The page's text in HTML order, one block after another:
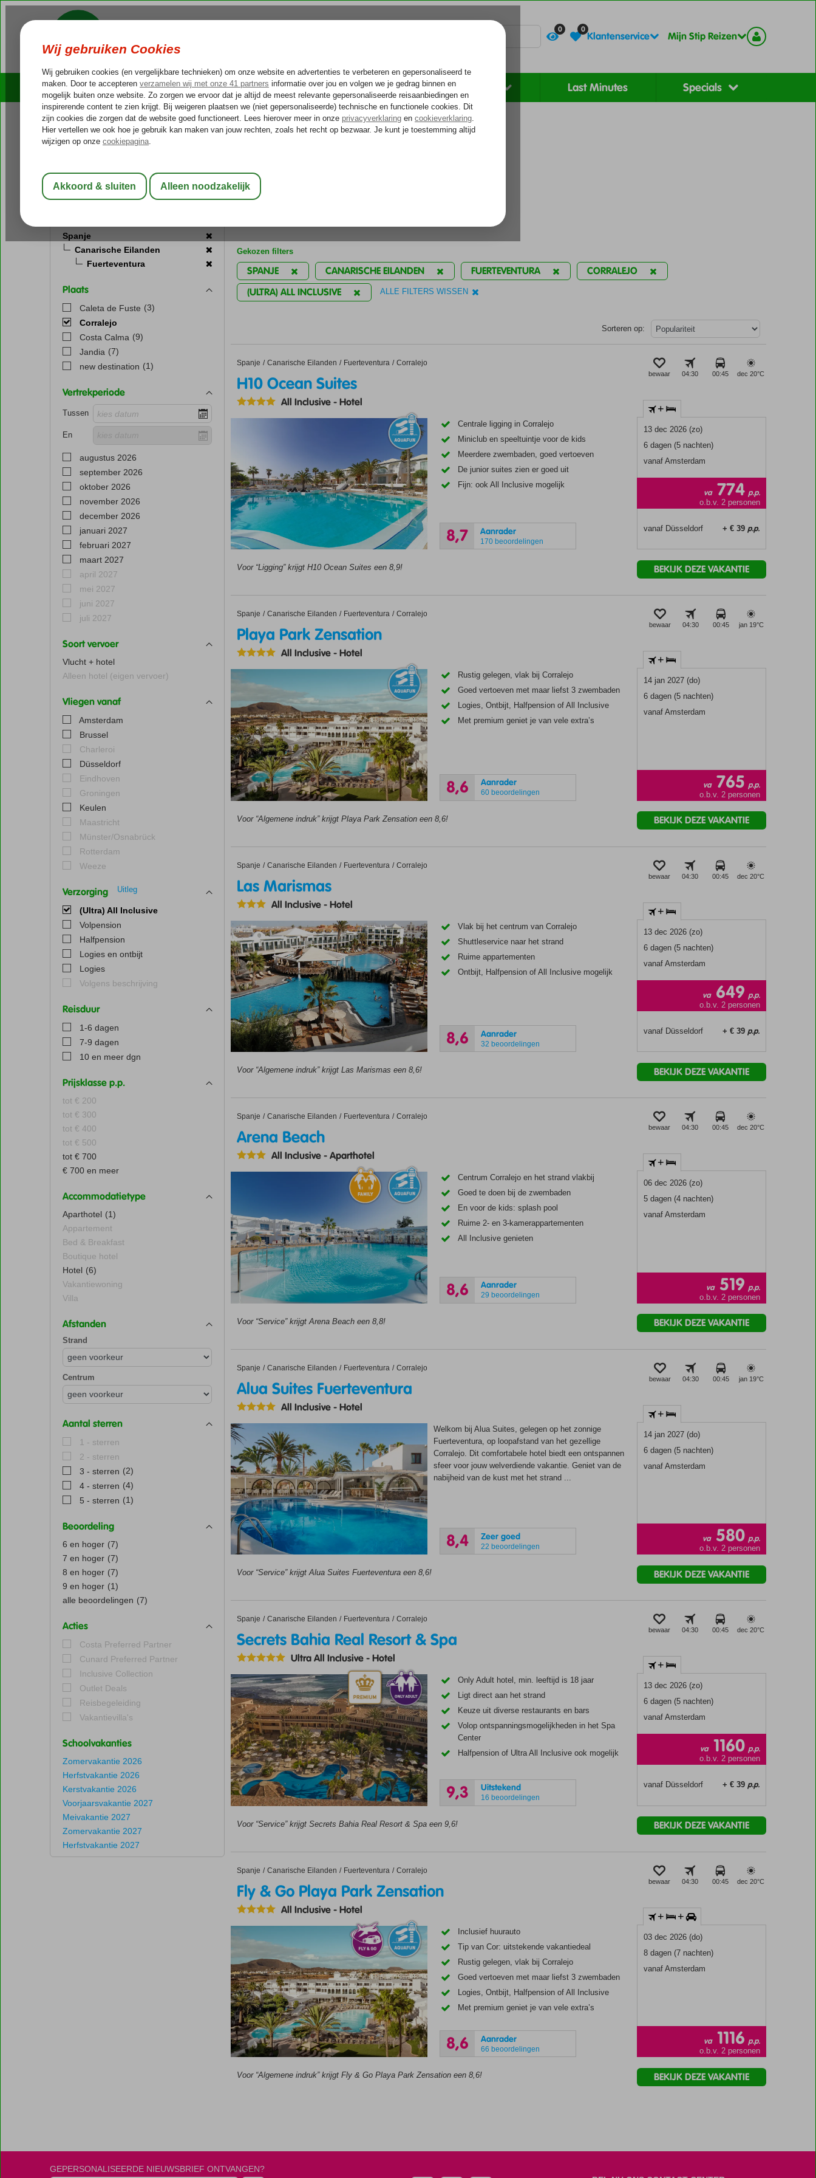
0 0
Klantenservice Mijn Stip Reizen
Cruises Outlet Deals Rondreizen Zonvakantie Last Minutes Specials
Voelt als thuiskomen...
Reissoort
(1)
Zonvakantie (7)
Spanje
Canarische Eilanden
Fuerteventura
Plaats
Caleta de Fuste (3)
Corralejo
Costa Calma (9)
Jandia (7)
new destination (1)
Vertrekperiode
Tussen
En
augustus 2026
september 2026
oktober 2026
november 2026
december 2026
januari 2027
februari 2027
maart 2027
april 2027
mei 2027
juni 2027
juli 2027
Soort vervoer
Vlucht + hotel
Alleen hotel (eigen vervoer)
Vliegen vanaf
Amsterdam
Brussel
Charleroi
Düsseldorf
Eindhoven
Groningen
Keulen
Maastricht
Münster/Osnabrück
Rotterdam
Weeze
Verzorging Uitleg
(Ultra) All Inclusive
Volpension
Halfpension
Logies en ontbijt
Logies
Volgens beschrijving
Reisduur
1-6 dagen
7-9 dagen
10 en meer dgn
Prijsklasse p.p.
tot € 200
tot € 300
tot € 400
tot € 500
tot € 700
€ 700 en meer
Accommodatietype
Aparthotel (1)
Appartement
Bed & Breakfast
Boutique hotel
Hotel (6)
Vakantiewoning
Villa
Afstanden
Strand
Centrum
Aantal sterren
1 - sterren
2 - sterren
3 - sterren (2)
4 - sterren (4)
5 - sterren (1)
Beoordeling
6 en hoger (7)
7 en hoger (7)
8 en hoger (7)
9 en hoger (1)
alle beoordelingen (7)
Acties
Costa Preferred Partner
Cunard Preferred Partner
Inclusive Collection
Outlet Deals
Reisbegeleiding
Vakantievilla's
Schoolvakanties
Zomervakantie 2026
Herfstvakantie 2026
Kerstvakantie 2026
Voorjaarsvakantie 2027
Meivakantie 2027
Zomervakantie 2027
Herfstvakantie 2027
Corralejo
met (Ultra) All Inclusive
Gekozen filters
SPANJE CANARISCHE EILANDEN FUERTEVENTURA
CORRALEJO
(ULTRA) ALL INCLUSIVE
ALLE FILTERS WISSEN
Sorteren op:
Home
Spanje Canarische Eilanden Fuerteventura Corralejo
H10 Ocean Suites
H10 Ocean Suites
All Inclusive-Hotel
bewaar 04:30 00:45 dec 20°C
Centrale ligging in Corralejo
Miniclub en speeltuintje voor de kids
Meerdere zwembaden, goed vertoeven
De junior suites zien er goed uit
Fijn: ook All Inclusive mogelijk
8,7 Aanrader
170 beoordelingen
+
13 dec 2026 (zo)
6 dagen (5 nachten)
vanaf Amsterdam
va 774 p.p.
o.b.v. 2 personen
vanaf Düsseldorf + € 39 p.p.
Voor “Ligging” krijgt H10 Ocean Suites een 8,9! BEKIJK DEZE VAKANTIE
Home
Spanje Canarische Eilanden Fuerteventura Corralejo
Playa Park Zensation
Playa Park Zensation
All Inclusive-Hotel
bewaar 04:30 00:45 jan 19°C
Rustig gelegen, vlak bij Corralejo
Goed vertoeven met maar liefst 3 zwembaden
Logies, Ontbijt, Halfpension of All Inclusive
Met premium geniet je van vele extra’s
8,6 Aanrader
60 beoordelingen
+
14 jan 2027 (do)
6 dagen (5 nachten)
vanaf Amsterdam
va 765 p.p.
o.b.v. 2 personen
Voor “Algemene indruk” krijgt Playa Park Zensation een 8,6! BEKIJK DEZE VAKANTIE
Home
Spanje Canarische Eilanden Fuerteventura Corralejo
Las Marismas
Las Marismas
All Inclusive-Hotel
bewaar 04:30 00:45 dec 20°C
Vlak bij het centrum van Corralejo
Shuttleservice naar het strand
Ruime appartementen
Ontbijt, Halfpension of All Inclusive mogelijk
8,6 Aanrader
32 beoordelingen
+
13 dec 2026 (zo)
6 dagen (5 nachten)
vanaf Amsterdam
va 649 p.p.
o.b.v. 2 personen
vanaf Düsseldorf + € 39 p.p.
Voor “Algemene indruk” krijgt Las Marismas een 8,6! BEKIJK DEZE VAKANTIE
Home
Spanje Canarische Eilanden Fuerteventura Corralejo
Arena Beach
Arena Beach
All Inclusive-Aparthotel
bewaar 04:30 00:45 dec 20°C
Centrum Corralejo en het strand vlakbij
Goed te doen bij de zwembaden
En voor de kids: splash pool
Ruime 2- en 3-kamerappartementen
All Inclusive genieten
8,6 Aanrader
29 beoordelingen
+
06 dec 2026 (zo)
5 dagen (4 nachten)
vanaf Amsterdam
va 519 p.p.
o.b.v. 2 personen
Voor “Service” krijgt Arena Beach een 8,8! BEKIJK DEZE VAKANTIE
Home
Spanje Canarische Eilanden Fuerteventura Corralejo
Alua Suites Fuerteventura
Alua Suites Fuerteventura
All Inclusive-Hotel
bewaar 04:30 00:45 jan 19°C
Welkom bij Alua Suites, gelegen op het zonnige
Fuerteventura, op loopafstand van het gezellige
Corralejo. Dit comfortabele hotel biedt een ontspannen
sfeer voor jouw welverdiende vakantie. Geniet van de
nabijheid van de kust met het strand ...
8,4 Zeer goed
22 beoordelingen
+
14 jan 2027 (do)
6 dagen (5 nachten)
vanaf Amsterdam
va 580 p.p.
o.b.v. 2 personen
Voor “Service” krijgt Alua Suites Fuerteventura een 8,6! BEKIJK DEZE VAKANTIE
Home
Spanje Canarische Eilanden Fuerteventura Corralejo
Secrets Bahia Real Resort & Spa
Secrets Bahia Real Resort & Spa
Ultra All Inclusive-Hotel
bewaar 04:30 00:45 dec 20°C
Only Adult hotel, min. leeftijd is 18 jaar
Ligt direct aan het strand
Keuze uit diverse restaurants en bars
Volop ontspanningsmogelijkheden in het Spa
Center
Halfpension of Ultra All Inclusive ook mogelijk
9,3 Uitstekend
16 beoordelingen
+
13 dec 2026 (zo)
6 dagen (5 nachten)
vanaf Amsterdam
va 1160 p.p.
o.b.v. 2 personen
vanaf Düsseldorf + € 39 p.p.
Voor “Service” krijgt Secrets Bahia Real Resort & Spa een 9,6! BEKIJK DEZE VAKANTIE
Home
Spanje Canarische Eilanden Fuerteventura Corralejo
Fly & Go Playa Park Zensation
Fly & Go Playa Park Zensation
All Inclusive-Hotel
bewaar 04:30 00:45 dec 20°C
Inclusief huurauto
Tip van Cor: uitstekende vakantiedeal
Rustig gelegen, vlak bij Corralejo
Goed vertoeven met maar liefst 3 zwembaden
Logies, Ontbijt, Halfpension of All Inclusive
Met premium geniet je van vele extra’s
8,6 Aanrader
66 beoordelingen
+ +
03 dec 2026 (do)
8 dagen (7 nachten)
vanaf Amsterdam
va 1116 p.p.
o.b.v. 2 personen
Voor “Algemene indruk” krijgt Fly & Go Playa Park Zensation een 8,6! BEKIJK DEZE VAKANTIE
GEPERSONALISEERDE NIEUWSBRIEF ONTVANGEN?